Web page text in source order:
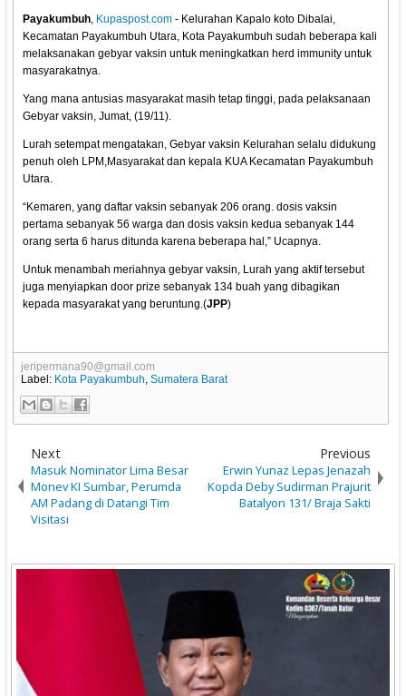
Payakumbuh, Kupaspost.com- Kelurahan Kapalo koto Dibalai,
Kecamatan Payakumbuh Utara, Kota Payakumbuh sudah beberapa kali
melaksanakan gebyar vaksin untuk meningkatkan herd immunity untuk
masyarakatnya.
Yang mana antusias masyarakat masih tetap tinggi, pada pelaksanaan
Gebyar vaksin, Jumat, (19/11).
Lurah setempat mengatakan, Gebyar vaksin Kelurahan selalu didukung
penuh oleh LPM,Masyarakat dan kepala KUA Kecamatan Payakumbuh
Utara.
“Kemaren, yang daftar vaksin sebanyak 206 orang. dosis vaksin
pertama sebanyak 56 warga dan dosis vaksin kedua sebanyak 144
orang serta 6 harus ditunda karena beberapa hal,” Ucapnya.
Untuk menambah meriahnya gebyar vaksin, Lurah yang aktif tersebut
juga menyiapkan door prize sebanyak 134 buah yang dibagikan
kepada masyarakat yang beruntung.(JPP)
jeripermana90@gmail.com
Label: Kota Payakumbuh,Sumatera Barat
Next
Masuk Nominator Lima Besar
Monev KI Sumbar, Perumda
AM Padang di Datangi Tim
Visitasi
Previous
Erwin Yunaz Lepas Jenazah
Kopda Deby Sudirman Prajurit
Batalyon 131/ Braja Sakti